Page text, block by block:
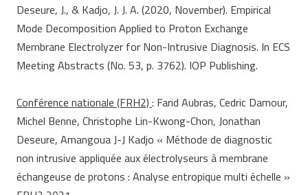
Deseure, J., & Kadjo, J. J. A. (2020, November). Empirical
Mode Decomposition Applied to Proton Exchange
Membrane Electrolyzer for Non-Intrusive Diagnosis. In ECS
Meeting Abstracts (No. 53, p. 3762). IOP Publishing.
Conférence nationale (FRH2) : Farid Aubras, Cedric Damour,
Michel Benne, Christophe Lin-Kwong-Chon, Jonathan
Deseure, Amangoua J-J Kadjo « Méthode de diagnostic
non intrusive appliquée aux électrolyseurs à membrane
échangeuse de protons : Analyse entropique multi échelle »